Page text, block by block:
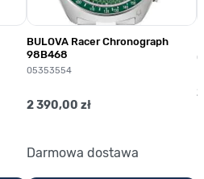
BULOVA Racer Chronograph
98B468
05353554
2 390,00 zł
Darmowa dostawa